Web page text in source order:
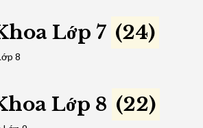
Lớp 7 (24)
Lớp 8 (22)